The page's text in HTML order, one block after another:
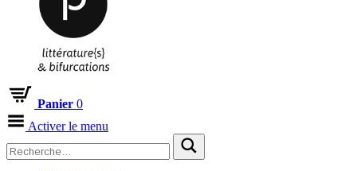
Panier 0
Activer le menu